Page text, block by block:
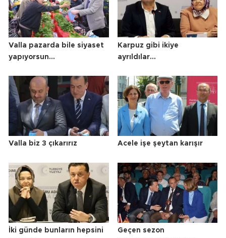
Valla pazarda bile siyaset
yapıyorsun…
Karpuz gibi ikiye
ayrıldılar…
Valla biz 3 çıkarırız Acele işe şeytan karışır
İki günde bunların hepsini
Geçen sezon